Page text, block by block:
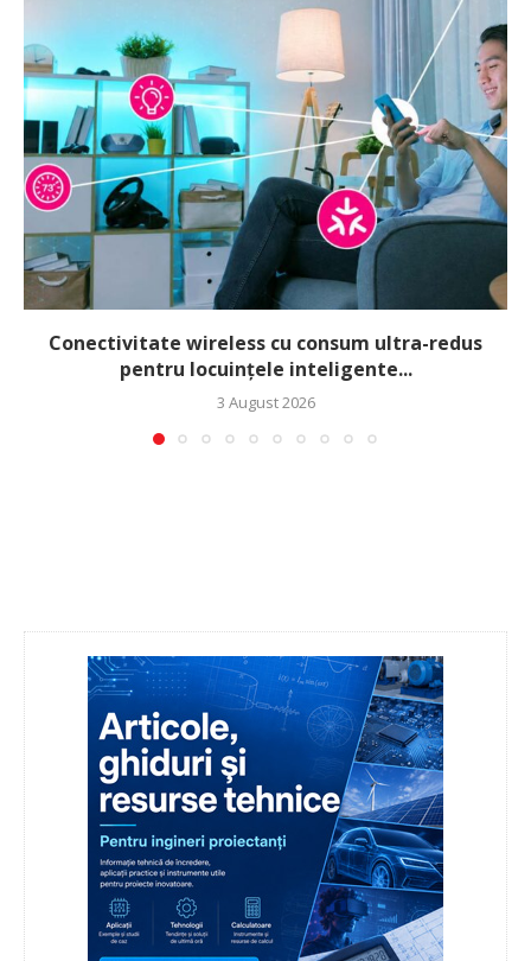
Conectivitate wireless cu consum ultra-redus
pentru locuințele inteligente...
3 August 2026